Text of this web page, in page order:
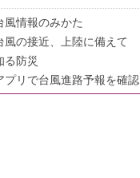
風情報のみかた
風の接近、上陸に備えて
る防災
プリで台風進路予報を確認